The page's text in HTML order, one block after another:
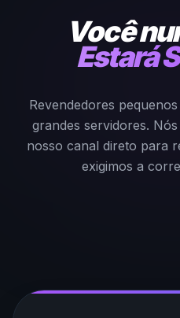
Você
Estará
Revendedores
grandes servidores.
nosso canal direto para
exigimos a